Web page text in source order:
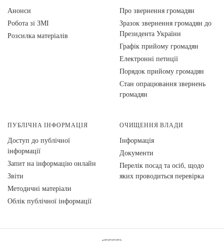
Анонси
Робота зі ЗМІ
Розсилка матеріалів
Про звернення громадян
Зразок звернення громадян до
Президента України
Графік прийому громадян
Електронні петиції
Порядок прийому громадян
Стан опрацювання звернень
громадян
ПУБЛІЧНА ІНФОРМАЦІЯ
Доступ до публічної
інформації
Запит на інформацію онлайн
Звіти
Методичні матеріали
Облік публічної інформації
ОЧИЩЕННЯ ВЛАДИ
Інформація
Документи
Перелік посад та осіб, щодо
яких проводиться перевірка